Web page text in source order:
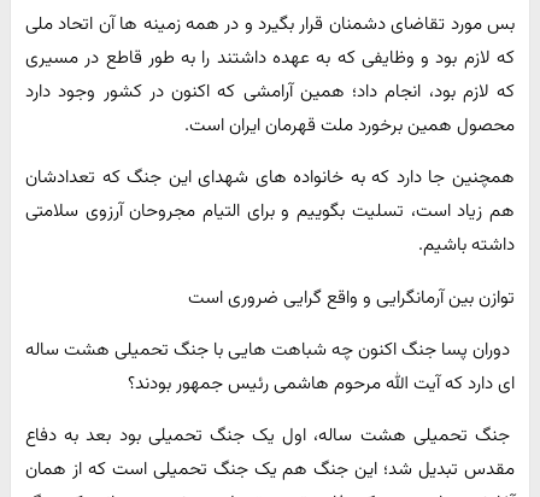
بس مورد تقاضای دشمنان قرار بگیرد و در همه زمینه ها آن اتحاد ملی
که لازم بود و وظایفی که به عهده داشتند را به طور قاطع در مسیری
که لازم بود، انجام داد؛ همین آرامشی که اکنون در کشور وجود دارد
محصول همین برخورد ملت قهرمان ایران است.
همچنین جا دارد که به خانواده های شهدای این جنگ که تعدادشان
هم زیاد است، تسلیت بگوییم و برای التیام مجروحان آرزوی سلامتی
داشته باشیم.
توازن بین آرمانگرایی و واقع گرایی ضروری است
دوران پسا جنگ اکنون چه شباهت هایی با جنگ تحمیلی هشت ساله
ای دارد که آیت الله مرحوم هاشمی رئیس جمهور بودند؟
جنگ تحمیلی هشت ساله، اول یک جنگ تحمیلی بود بعد به دفاع
مقدس تبدیل شد؛ این جنگ هم یک جنگ تحمیلی است که از همان